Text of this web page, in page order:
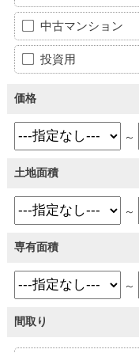
中古マンション
投資用
価格
～
土地面積
～
専有面積
～
間取り